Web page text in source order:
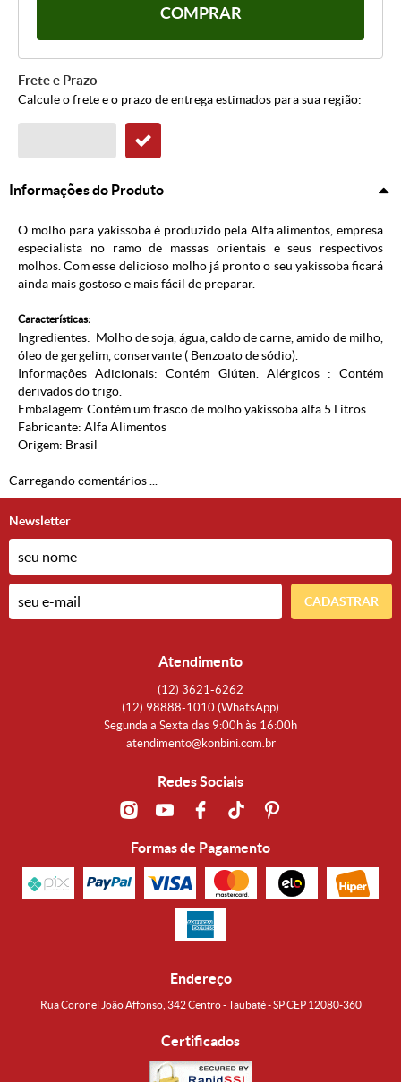
COMPRAR
Frete e Prazo
Calcule o frete e o prazo de entrega estimados para sua região:
Informações do Produto
O molho para yakissoba é produzido pela Alfa alimentos, empresa
especialista no ramo de massas orientais e seus respectivos
molhos. Com esse delicioso molho já pronto o seu yakissoba ficará
ainda mais gostoso e mais fácil de preparar.
Características:
Ingredientes: Molho de soja, água, caldo de carne, amido de milho,
óleo de gergelim, conservante ( Benzoato de sódio).
Informações Adicionais: Contém Glúten. Alérgicos : Contém
derivados do trigo.
Embalagem: Contém um frasco de molho yakissoba alfa 5 Litros.
Fabricante: Alfa Alimentos
Origem: Brasil
Carregando comentários ...
Newsletter
CADASTRAR
Atendimento
(12) 3621-6262
(12) 98888-1010 (WhatsApp)
Segunda a Sexta das 9:00h às 16:00h
atendimento@konbini.com.br
Redes Sociais
Formas de Pagamento
Endereço
Rua Coronel João Affonso, 342 Centro - Taubaté - SP CEP 12080-360
Certificados